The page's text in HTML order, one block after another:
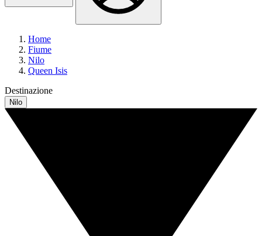
Home
Fiume
Nilo
Queen Isis
Destinazione
Nilo